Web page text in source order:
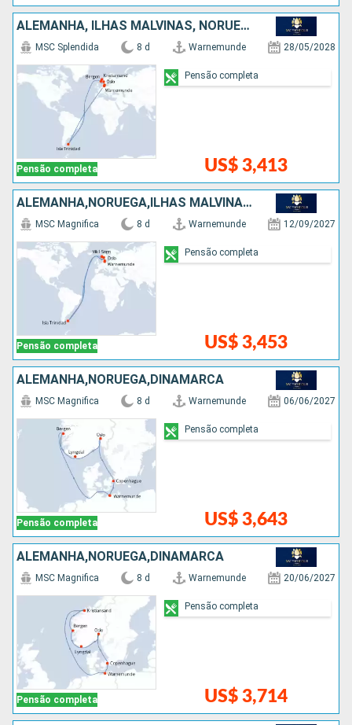
ALEMANHA, ILHAS MALVINAS, NORUEGA, DINAMARCA
Pensão completa
MSC Splendida 8 d Warnemunde 28/05/2028
US$ 3,413
Pensão completa
ALEMANHA,NORUEGA,ILHAS MALVINAS,DINAMARCA
Pensão completa
MSC Magnifica 8 d Warnemunde 12/09/2027
US$ 3,453
Pensão completa
ALEMANHA,NORUEGA,DINAMARCA
Pensão completa
MSC Magnifica 8 d Warnemunde 06/06/2027
US$ 3,643
Pensão completa
ALEMANHA,NORUEGA,DINAMARCA
Pensão completa
MSC Magnifica 8 d Warnemunde 20/06/2027
US$ 3,714
Pensão completa